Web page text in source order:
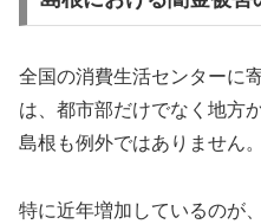
全国の消費生活センターに
は、都市部だけでなく地方
島根も例外ではありません。
特に近年増加しているのが